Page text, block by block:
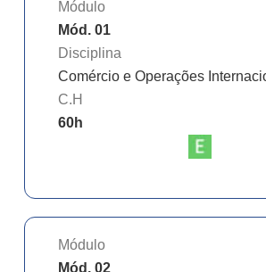
Módulo
Mód. 01
Disciplina
Comércio e Operações
C.H
60h
Módulo
Mód. 02